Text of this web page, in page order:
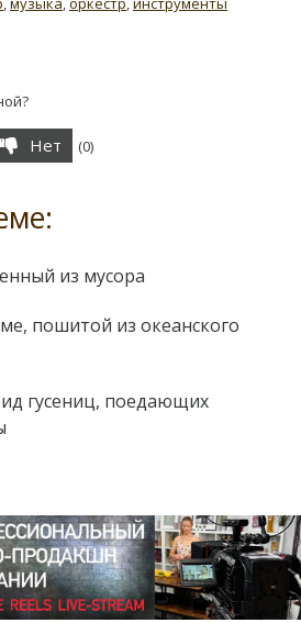
Нет (0)
из мусора
пошитой из океанского
гусениц, поедающих